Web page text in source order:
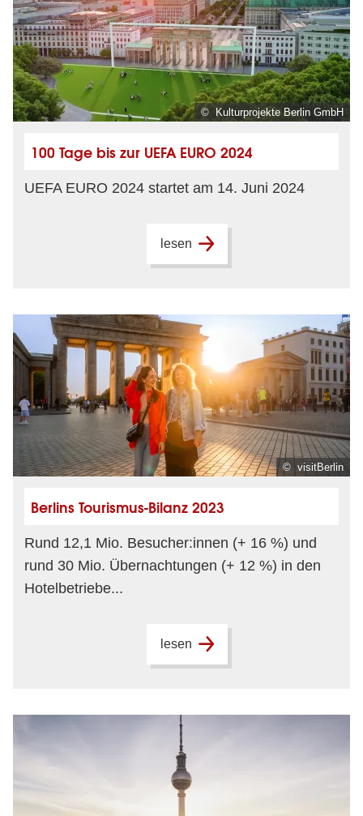
© Kulturprojekte Berlin GmbH
100 Tage bis zur UEFA EURO 2024
UEFA EURO 2024 startet am 14. Juni 2024
lesen
© visitBerlin
Berlins Tourismus-Bilanz 2023
Rund 12,1 Mio. Besucher:innen (+ 16 %) und
rund 30 Mio. Übernachtungen (+ 12 %) in den
Hotelbetriebe...
lesen